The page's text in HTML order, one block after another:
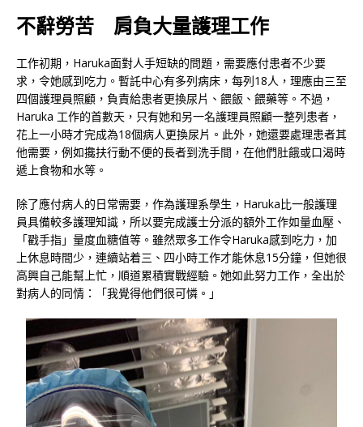
不辭勞苦 肩負大量護理工作
工作初期，Haruka面對人手短缺的問題，需要應付患者不少要
求，令她感到吃力。暫託中心有多列病床，每列18人，理應由三至
四個護理員照顧，負責給患者更換尿片、餵飯、餵藥等。不過，
Haruka 工作的首數天，只有她和另一名護理員照顧一整列患者，
花上一小時才完成為18個病人更換尿片。此外，她還要處理患者其
他需要，例如攙扶行動不便的長者到洗手間，在他們肚餓或口渴時
遞上食物和水等。
除了應付病人的日常需要，作為護理系學生，Haruka比一般護理
員具備較多護理知識，所以要完成護士分派的額外工作如量血壓、
「戳手指」量度血糖值等。雖然眾多工作令Haruka感到吃力，加
上休息時間少，連續站着三、四小時工作才能休息15分鐘，但她很
高興自己能幫上忙，順道累積實戰經驗。她如此努力工作，全出於
對病人的同情：「我覺得他們很可憐。」